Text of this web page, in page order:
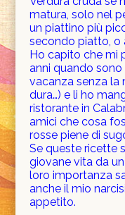
matura, solo nel
un piattino più
secondo piatto, o
Ho capito che mi
anni quando
vacanza senza la
dura…) e li ho
ristorante in
amici che cosa
rosse piene di
Se queste ricette
giovane vita da
loro importanza
anche il mio
appetito.